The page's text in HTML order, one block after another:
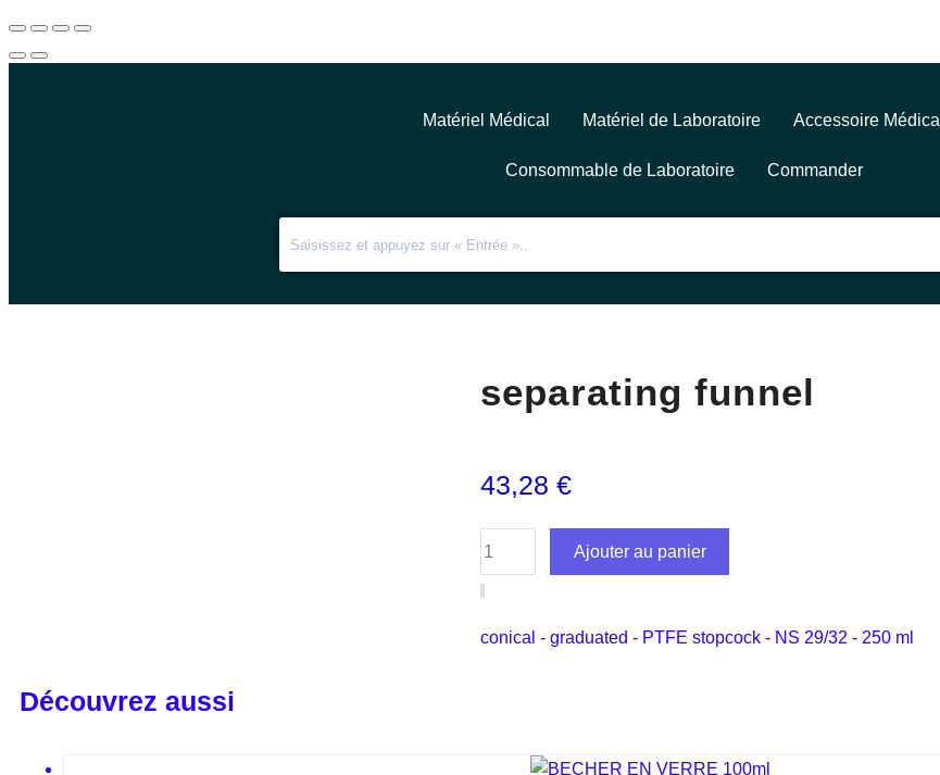
Matériel Médical Matériel de Laboratoire Accessoire Médical
Consommable de Laboratoire Commander
separating funnel
43,28€
Ajouter au panier
conical - graduated - PTFE stopcock - NS 29/32 - 250 ml
Découvrez aussi